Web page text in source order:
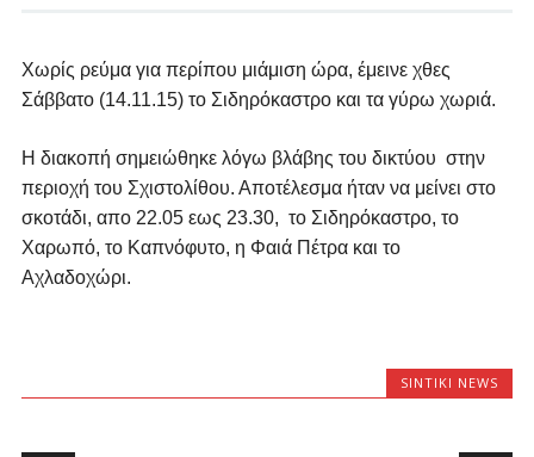
Χωρίς ρεύμα για περίπου μιάμιση ώρα, έμεινε χθες
Σάββατο (14.11.15) το Σιδηρόκαστρο και τα γύρω χωριά.
Η διακοπή σημειώθηκε λόγω βλάβης του δικτύου στην
περιοχή του Σχιστολίθου. Αποτέλεσμα ήταν να μείνει στο
σκοτάδι, απο 22.05 εως 23.30, το Σιδηρόκαστρο, το
Χαρωπό, το Καπνόφυτο, η Φαιά Πέτρα και το
Αχλαδοχώρι.
SINTIKI NEWS